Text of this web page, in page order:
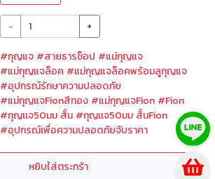
- +
#กุญแจ #สายธารช็อป #แม่กุญแจ
#แม่กุญแจล็อค #แม่กุญแจล็อคพร้อมลูกุญแจ
#อุปกรณ์รักษาความปลอดภัย
#แม่กุญแจFionสีทอง #แม่กุญแจFion #Fion
#กุญเเจ50มม สั้น #กุญเเจ50มม สั้นFion
#อุปกรณ์เพื่อความปลอดภัยจับราคา
หยิบใส่ตระกร้า